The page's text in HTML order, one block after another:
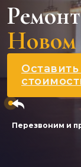
Новом
Перезвоним и